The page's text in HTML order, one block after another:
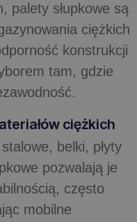
palety słupkowe są
ciężkich
konstrukcji
tam, gdzie
ciężkich
belki, płyty
pozwalają je
często
mobilne